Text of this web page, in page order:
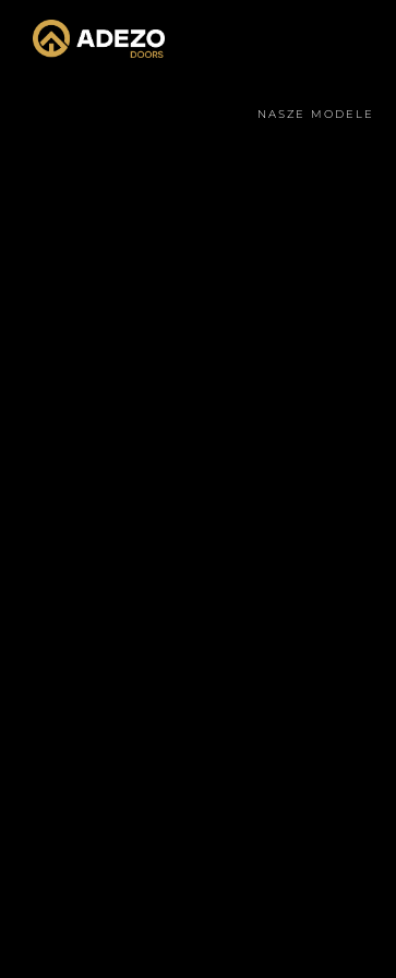
NASZE MODELE